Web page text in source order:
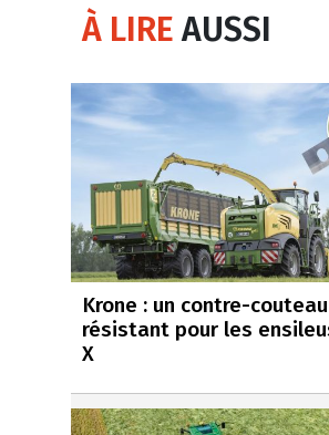
À LIREAUSSI
Krone : un contre-
résistant pour les
X